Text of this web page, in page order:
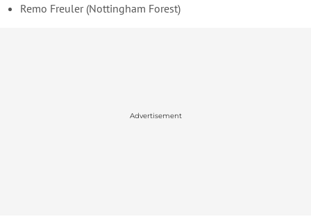
Remo Freuler (Nottingham Forest)
Advertisement